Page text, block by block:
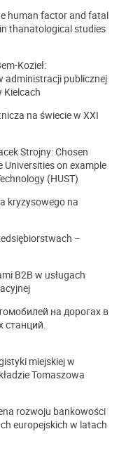
human factor and fatal
thanatological studies
Kozieł:
administracji publicznej
Kielcach
na świecie w XXI
Strojny: Chosen
on example
(HUST)
kryzysowego na
–
B2B w usługach
на дорогах в
станций.
miejskiej w
Tomaszowa
rozwoju bankowości
europejskich w latach